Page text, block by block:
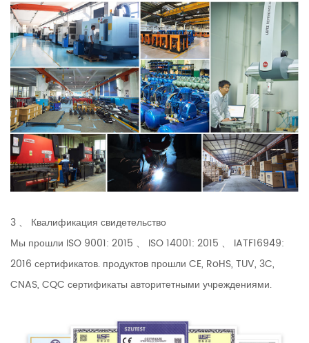
3 、 Квалификация свидетельство
Мы прошли ISO 9001: 2015 、 ISO 14001: 2015 、 IATF16949:
2016 сертификатов. продуктов прошли CE, RoHS, TUV, 3C,
CNAS, CQC сертификаты авторитетными учреждениями.